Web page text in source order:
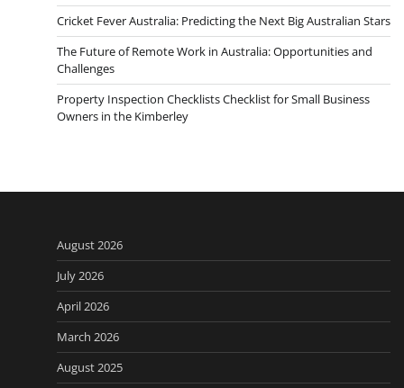
Cricket Fever Australia: Predicting the Next Big Australian Stars
The Future of Remote Work in Australia: Opportunities and
Challenges
Property Inspection Checklists Checklist for Small Business
Owners in the Kimberley
August 2026
July 2026
April 2026
March 2026
August 2025